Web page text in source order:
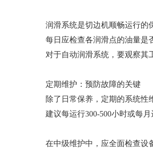
润滑系统是切边机顺畅运行的
每日应检查各润滑点的油量是
对于自动润滑系统，要观察其
定期维护：预防故障的关键
除了日常保养，定期的系统性
建议每运行300-500小时或每
在中级维护中，应全面检查设